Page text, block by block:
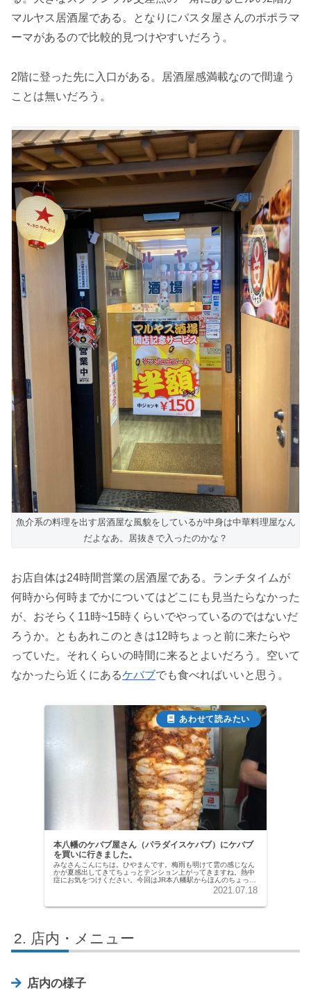
マルヤス居酒屋である。となりにパスタ屋さんのポポラマ
ーマがあるので比較的見つけやすいだろう。
2階に登った先に入口がある。居酒屋感満載なので間違う
ことは無いだろう。
魚介系の料理を出す居酒屋な風貌をしているが中身は中華料理屋なん
だよなあ。居抜きで入ったのかな？
お店自体は24時間営業の居酒屋である。ランチタイムが
何時から何時までかについてはどこにも見当たらなかった
が、おそらく11時~15時くらいでやっているのではないだ
ろうか。ともあれこのときは12時ちょっと前に来たらや
っていた。それくらいの時間に来るとよいだろう。空いて
なかったら近くにあるケバブでも食べればいいと思う。
本八幡のケバブ屋さん（パラダイスケバブ）にケバブ
を買いに行きました。
みなさんこんにちは。ひやまんです。梅雨も明けて雲の感じなん
かが夏感出してきてちょっとテンション上がってきますね。熱中
症にお気をつけください。今回はJR本八幡駅からほんのちょっと
行ったところにお店を構えるケバブ屋さんをご紹介します。お野
2021.07.18
店内・メニュー
店内の様子